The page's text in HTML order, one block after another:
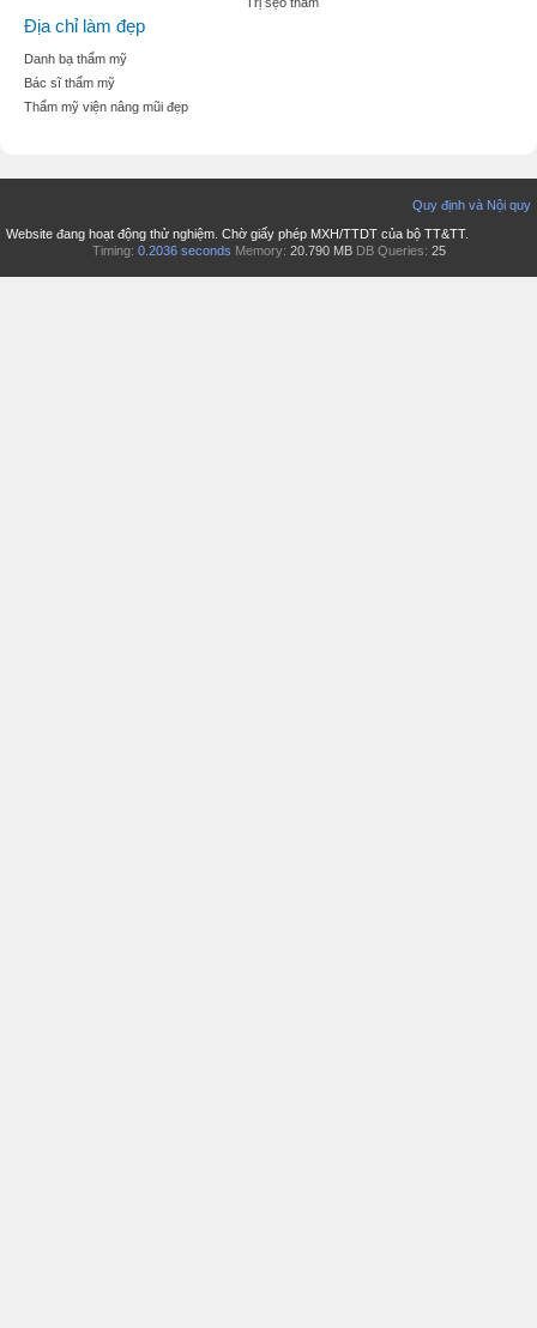
Địa chỉ làm đẹp
Danh bạ thẩm mỹ
Bác sĩ thẩm mỹ
Thẩm mỹ viện nâng mũi đẹp
Quy định và Nội quy
Website đang hoạt động thử nghiệm. Chờ giấy phép MXH/TTDT của bộ TT&TT.
Timing: 0.2036 seconds Memory: 20.790 MB DB Queries: 25